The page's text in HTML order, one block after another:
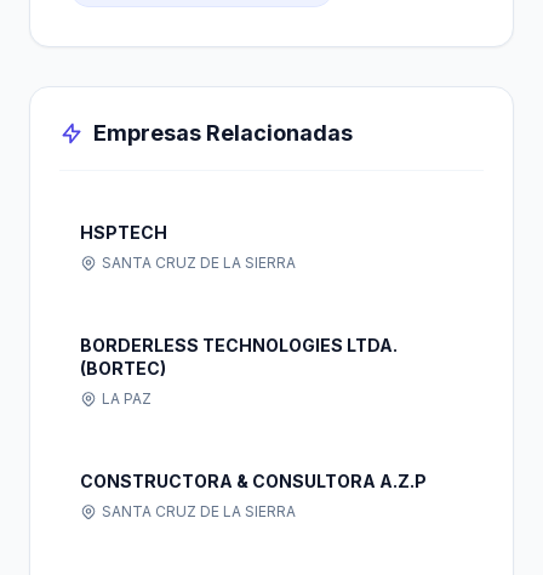
Empresas Relacionadas
HSPTECH
SANTA CRUZ DE LA SIERRA
BORDERLESS TECHNOLOGIES LTDA.
(BORTEC)
LA PAZ
CONSTRUCTORA & CONSULTORA A.Z.P
SANTA CRUZ DE LA SIERRA